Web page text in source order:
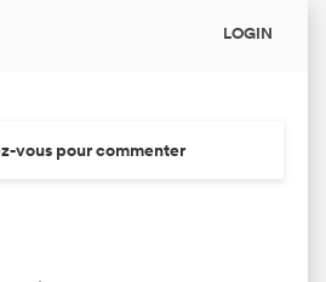
LOGIN
vous pour commenter